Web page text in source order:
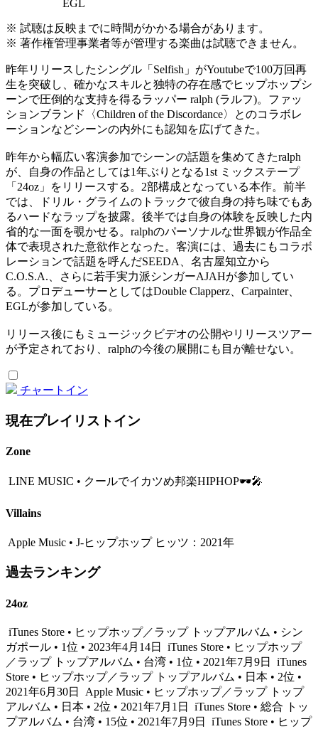
EGL
※ 試聴は反映までに時間がかかる場合があります。
※ 著作権管理事業者等が管理する楽曲は試聴できません。
昨年リリースしたシングル「Selfish」がYoutubeで100万回再
生を突破し、確かなスキルと独特の存在感でヒップホップシ
ーンで圧倒的な支持を得るラッパー ralph (ラルフ)。ファッ
ションブランド〈Children of the Discordance〉とのコラボレ
ーションなどシーンの内外にも認知を広げてきた。
昨年から幅広い客演参加でシーンの話題を集めてきたralph
が、自身の作品としては1年ぶりとなる1st ミックステープ
「24oz」をリリースする。2部構成となっている本作。前半
では、ドリル・グライムのトラックで彼自身の持ち味でもあ
るハードなラップを披露。後半では自身の体験を反映した内
省的な一面を覗かせる。ralphのパーソナルな世界観が作品全
体で表現された意欲作となった。客演には、過去にもコラボ
レーションで話題を呼んだSEEDA、名古屋知立から
C.O.S.A.、さらに若手実力派シンガーAJAHが参加してい
る。プロデューサーとしてはDouble Clapperz、Carpainter、
EGLが参加している。
リリース後にもミュージックビデオの公開やリリースツアー
が予定されており、ralphの今後の展開にも目が離せない。
チャートイン
現在プレイリストイン
Zone
LINE MUSIC • クールでイカツめ邦楽HIPHOP🕶🎤
Villains
Apple Music • J-ヒップホップ ヒッツ：2021年
過去ランキング
24oz
iTunes Store • ヒップホップ／ラップ トップアルバム • シン
ガポール • 1位 • 2023年4月14日
iTunes Store • ヒップホップ
／ラップ トップアルバム • 台湾 • 1位 • 2021年7月9日
iTunes
Store • ヒップホップ／ラップ トップアルバム • 日本 • 2位 •
2021年6月30日
Apple Music • ヒップホップ／ラップ トップ
アルバム • 日本 • 2位 • 2021年7月1日
iTunes Store • 総合 トッ
プアルバム • 台湾 • 15位 • 2021年7月9日
iTunes Store • ヒップ